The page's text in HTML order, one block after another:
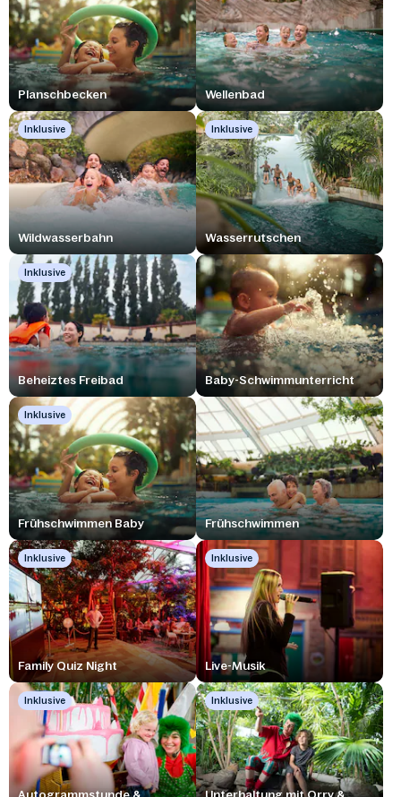
Planschbecken Wellenbad
Inklusive
Wildwasserbahn
Inklusive
Wasserrutschen
Inklusive
Beheiztes Freibad Baby-Schwimmunterricht
Inklusive
Frühschwimmen Baby Frühschwimmen
Inklusive
Family Quiz Night
Inklusive
Live-Musik
Inklusive Inklusive